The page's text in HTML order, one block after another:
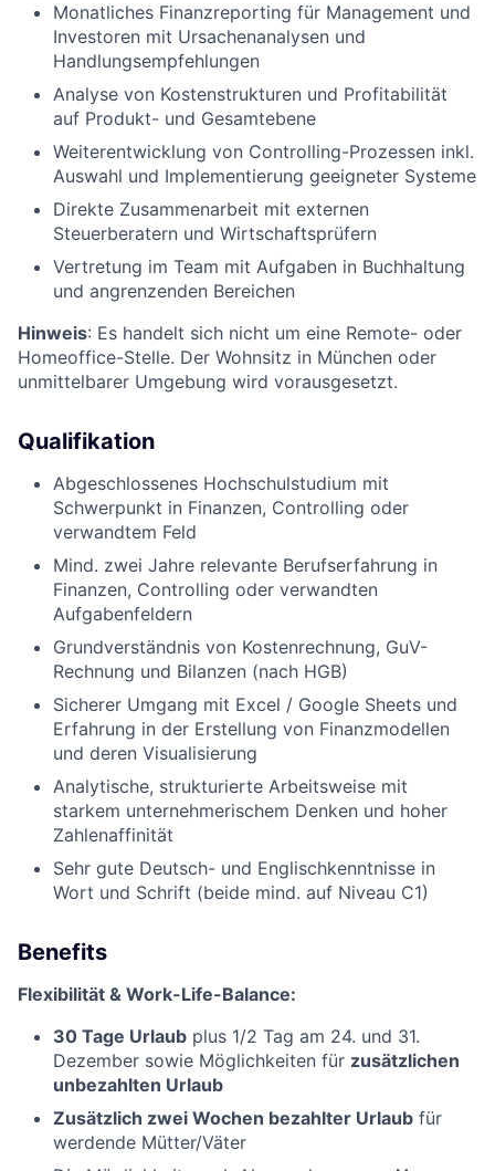
Monatliches Finanzreporting für Management und
Investoren mit Ursachenanalysen und
Handlungsempfehlungen
Analyse von Kostenstrukturen und Profitabilität
auf Produkt- und Gesamtebene
Weiterentwicklung von Controlling-Prozessen inkl.
Auswahl und Implementierung geeigneter Systeme
Direkte Zusammenarbeit mit externen
Steuerberatern und Wirtschaftsprüfern
Vertretung im Team mit Aufgaben in Buchhaltung
und angrenzenden Bereichen
Hinweis: Es handelt sich nicht um eine Remote- oder
Homeoffice-Stelle. Der Wohnsitz in München oder
unmittelbarer Umgebung wird vorausgesetzt.
Qualifikation
Abgeschlossenes Hochschulstudium mit
Schwerpunkt in Finanzen, Controlling oder
verwandtem Feld
Mind. zwei Jahre relevante Berufserfahrung in
Finanzen, Controlling oder verwandten
Aufgabenfeldern
Grundverständnis von Kostenrechnung, GuV-
Rechnung und Bilanzen (nach HGB)
Sicherer Umgang mit Excel / Google Sheets und
Erfahrung in der Erstellung von Finanzmodellen
und deren Visualisierung
Analytische, strukturierte Arbeitsweise mit
starkem unternehmerischem Denken und hoher
Zahlenaffinität
Sehr gute Deutsch- und Englischkenntnisse in
Wort und Schrift (beide mind. auf Niveau C1)
Benefits
Flexibilität & Work-Life-Balance:
30 Tage Urlaub plus 1/2 Tag am 24. und 31.
Dezember sowie Möglichkeiten für zusätzlichen
unbezahlten Urlaub
Zusätzlich zwei Wochen bezahlter Urlaub für
werdende Mütter/Väter